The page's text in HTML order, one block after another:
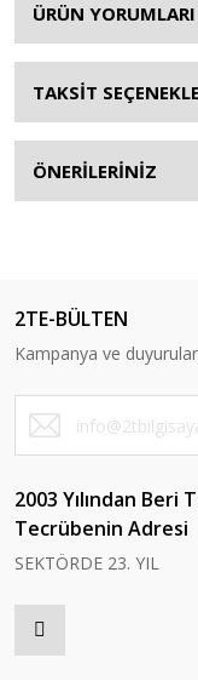
ÜRÜN YORUMLARI
TAKSİT
ÖNERİLERİNİZ
2TE-BÜLTEN
Kampanya ve
2003 Yılından
Tecrübenin Adresi
SEKTÖRDE 23. YIL